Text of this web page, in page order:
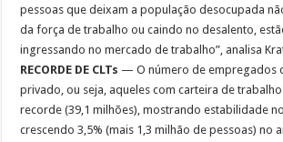
pessoas que deixam a população desocupada
da força de trabalho ou caindo no desalento,
ingressando no mercado de trabalho”, analisa
RECORDE DE CLTs — O número de empregados
privado, ou seja, aqueles com carteira de
recorde (39,1 milhões), mostrando estabilidade
crescendo 3,5% (mais 1,3 milhão de pessoas) no